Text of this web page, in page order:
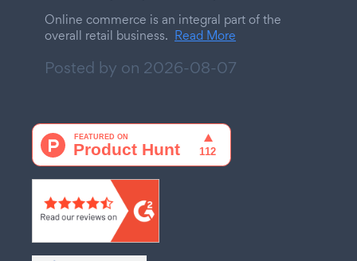
Online commerce is an integral part of the
overall retail business. Read More
Posted by on 2026-08-07